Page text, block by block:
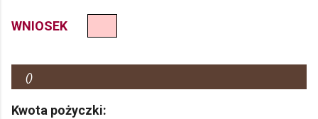
WNIOSEK
()
Kwota pożyczki: